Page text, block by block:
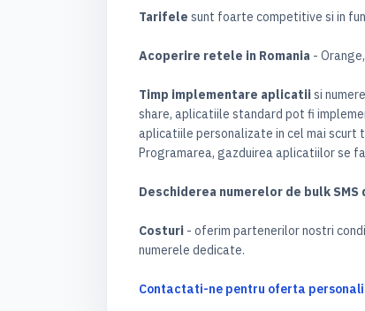
Tarifele sunt foarte competitive si in
Acoperire retele in Romania -
Timp implementare aplicatiisi
share, aplicatiile standard pot fi
aplicatiile personalizate in cel mai scurt
Programarea, gazduirea aplicatiilor se
Deschiderea numerelor de bulk SMS
Costuri - oferim partenerilor nostri
numerele dedicate.
Contactati-ne pentru oferta